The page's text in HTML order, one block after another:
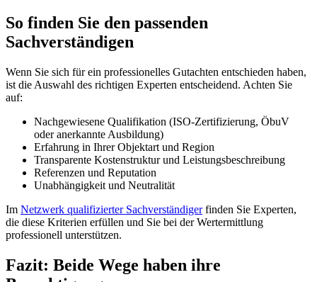
So finden Sie den passenden
Sachverständigen
Wenn Sie sich für ein professionelles Gutachten entschieden haben,
ist die Auswahl des richtigen Experten entscheidend. Achten Sie
auf:
Nachgewiesene Qualifikation (ISO-Zertifizierung, ÖbuV
oder anerkannte Ausbildung)
Erfahrung in Ihrer Objektart und Region
Transparente Kostenstruktur und Leistungsbeschreibung
Referenzen und Reputation
Unabhängigkeit und Neutralität
Im Netzwerk qualifizierter Sachverständigerfinden Sie Experten,
die diese Kriterien erfüllen und Sie bei der Wertermittlung
professionell unterstützen.
Fazit: Beide Wege haben ihre